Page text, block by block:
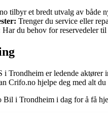
tilbyr et bredt utvalg av både
Trenger du service eller
Har du behov for reservedeler
Trondheim er ledende aktører
Crifo.no hjelpe deg med alt du
Bil i Trondheim i dag for å få